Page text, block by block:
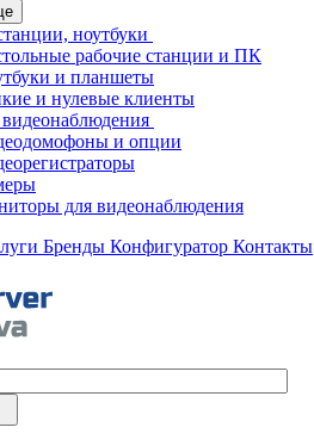
ноутбуки
рабочие станции и ПК
и планшеты
и нулевые клиенты
и опции
для видеонаблюдения
Бренды Конфигуратор Контакты